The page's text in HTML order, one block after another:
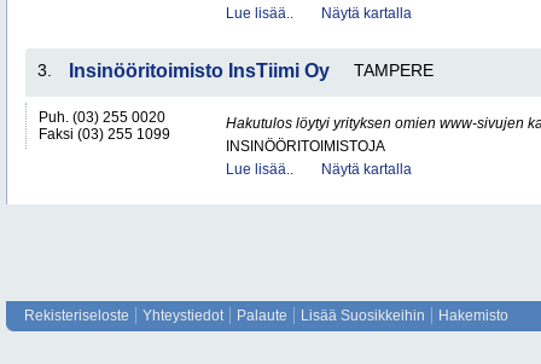
Lue lisää..
Näytä kartalla
3. Insinööritoimisto InsTiimi Oy TAMPERE
Puh. (03) 255 0020
Faksi (03) 255 1099
Hakutulos löytyi yrityksen omien www-sivujen
INSINÖÖRITOIMISTOJA
Lue lisää..
Näytä kartalla
Rekisteriseloste Yhteystiedot Palaute Lisää Suosikkeihin Hakemisto